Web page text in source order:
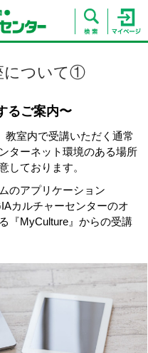
について①
るご案内〜
室内で受講いただく通常
ターネット環境のある場所
しております。
のアプリケーション
カルチャーセンターのオ
『MyCulture』からの受講